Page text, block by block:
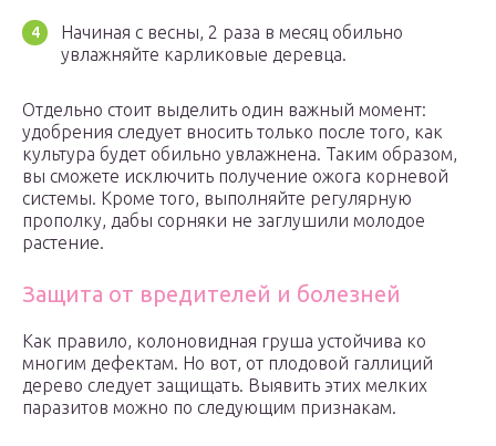
Начиная с весны, 2 раза в месяц обильно
увлажняйте карликовые деревца.
Отдельно стоит выделить один важный момент:
удобрения следует вносить только после того, как
культура будет обильно увлажнена. Таким образом,
вы сможете исключить получение ожога корневой
системы. Кроме того, выполняйте регулярную
прополку, дабы сорняки не заглушили молодое
растение.
Защита от вредителей и болезней
Как правило, колоновидная груша устойчива ко
многим дефектам. Но вот, от плодовой галлиций
дерево следует защищать. Выявить этих мелких
паразитов можно по следующим признакам.